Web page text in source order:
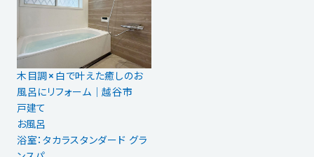
木目調×白で叶えた癒しのお
風呂にリフォーム｜越谷市
戸建て
お風呂
浴室：タカラスタンダード グラ